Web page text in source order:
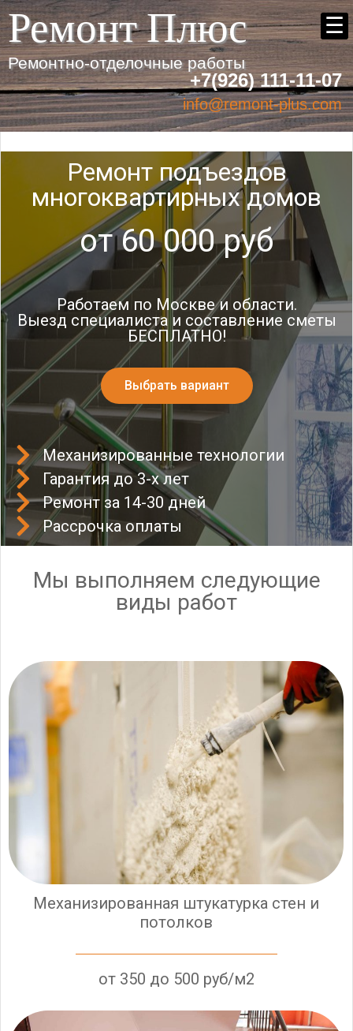
Ремонт Плюс
Ремонтно-отделочные работы
☰
+7(926) 111-11-07
info@remont-plus.com
Ремонт подъездов
многоквартирных домов
от 60 000 руб
Работаем по Москве и области.
Выезд специалиста и составление сметы
БЕСПЛАТНО!
Выбрать вариант
Механизированные технологии
Гарантия до 3-х лет
Ремонт за 14-30 дней
Рассрочка оплаты
Мы выполняем следующие
виды работ
Механизированная штукатурка стен и
потолков
от 350 до 500 руб/м2